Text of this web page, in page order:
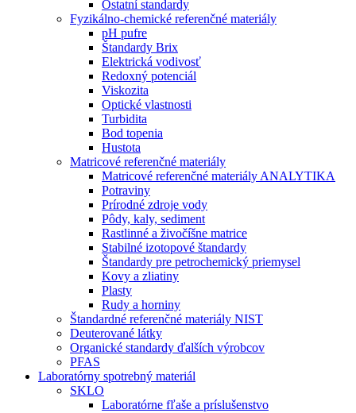
Ostatní standardy
Fyzikálno-chemické referenčné materiály
pH pufre
Štandardy Brix
Elektrická vodivosť
Redoxný potenciál
Viskozita
Optické vlastnosti
Turbidita
Bod topenia
Hustota
Matricové referenčné materiály
Matricové referenčné materiály ANALYTIKA
Potraviny
Prírodné zdroje vody
Pôdy, kaly, sediment
Rastlinné a živočíšne matrice
Stabilné izotopové štandardy
Štandardy pre petrochemický priemysel
Kovy a zliatiny
Plasty
Rudy a horniny
Štandardné referenčné materiály NIST
Deuterované látky
Organické standardy ďalších výrobcov
PFAS
Laboratórny spotrebný materiál
SKLO
Laboratórne fľaše a príslušenstvo